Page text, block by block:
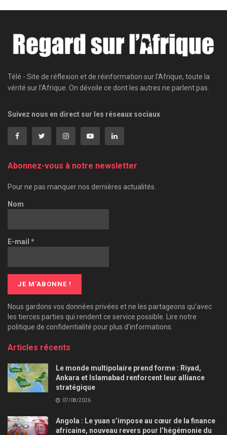
Télé - Site de réflexion et de réinformation sur l'Afrique, toute la
vérité sur l'Afrique. On dévoile ce dont les autres ne parlent pas.
Suivez nous en direct sur les réseaux sociaux
Abonnez-vous à notre newsletter
Pour ne pas manquer nos dernières actualités.
Nom
E-mail *
Nous gardons vos données privées et ne les partageons qu’avec
les tierces parties qui rendent ce service possible. Lire notre
politique de confidentialité pour plus d’informations.
Articles récents
Le monde multipolaire prend forme : Riyad,
Ankara et Islamabad renforcent leur alliance
stratégique
07/08/2026
Angola : Le yuan s’impose au cœur de la finance
africaine, nouveau revers pour l’hégémonie du